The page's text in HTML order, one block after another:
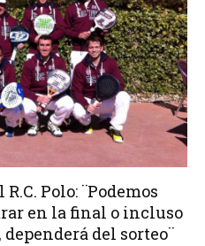
Polo: ¨Podemos
en la final o incluso
del sorteo¨